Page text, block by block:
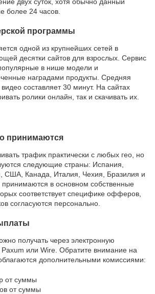
более 24 часов.
программы
одной из крупнейших сетей в
десятки сайтов для взрослых. Сервис
в нише модели и
наградами продукты. Средняя
составляет 30 минут. На сайтах
ролики онлайн, так и скачивать их.
принимаются
трафик практически с любых гео, но
следующие страны: Испания,
США, Канада, Италия, Чехия, Бразилия и
в основном собственные
соответствует специфике офферов,
согласуются персонально.
получать через электронную
или Wire. Обратите внимание на
дополнительными комиссиями:
от суммы
от суммы